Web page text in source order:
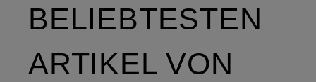
BELIEBTESTEN
ARTIKEL VON